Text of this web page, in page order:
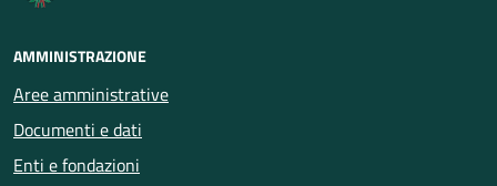
AMMINISTRAZIONE
Aree amministrative
Documenti e dati
Enti e fondazioni